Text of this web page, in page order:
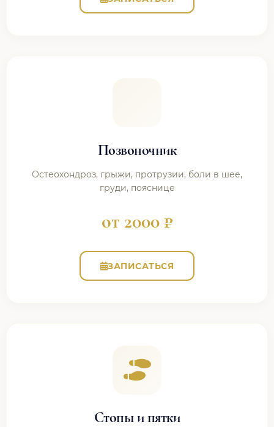
Позвоночник
Остеохондроз, грыжи, протрузии, боли в шее,
груди, пояснице
от 2000 ₽
ЗАПИСАТЬСЯ
Стопы и пятки